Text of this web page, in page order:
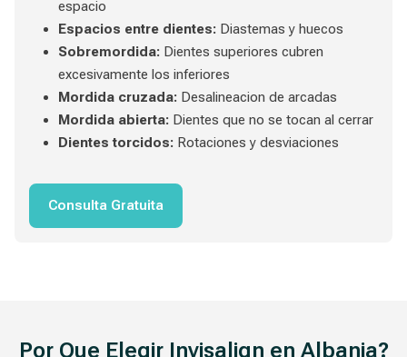
espacio
Espacios entre dientes: Diastemas y huecos
Sobremordida: Dientes superiores cubren
excesivamente los inferiores
Mordida cruzada: Desalineacion de arcadas
Mordida abierta: Dientes que no se tocan al cerrar
Dientes torcidos: Rotaciones y desviaciones
Consulta Gratuita
Por Que Elegir Invisalign en Albania?